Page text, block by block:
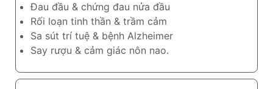
Đau đầu & chứng đau nửa đầu
Rối loạn tinh thần & trầm cảm
Sa sút trí tuệ & bệnh Alzheimer
Say rượu & cảm giác nôn nao.